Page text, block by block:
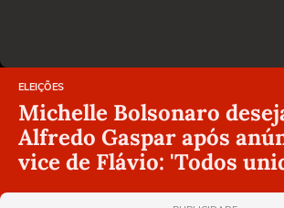
ELEIÇÕES
Michelle Bolsonaro
Alfredo Gaspar após
vice de Flávio: 'Todos